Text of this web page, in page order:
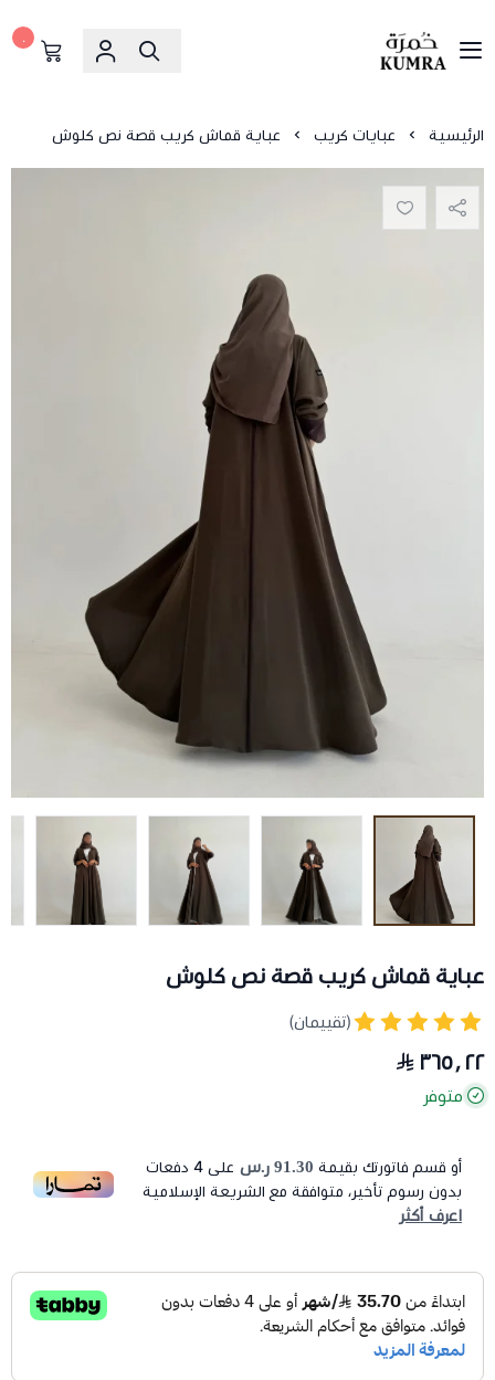
خمرة
٠
الرئيسية عبايات كريب عباية قماش كريب قصة نص كلوش
عباية قماش كريب قصة نص كلوش
(تقييمان)
٣٦٥٫٢٢
متوفر
أو قسم فاتورتك بقيمة 91.30 ر.س على 4 دفعات
بدون رسوم تأخير، متوافقة مع الشريعة الإسلامية
اعرف أكثر